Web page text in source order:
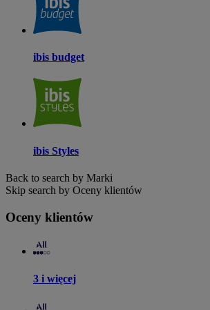
ibis budget
ibis Styles
Back to search by Marki
Skip search by Oceny klientów
Oceny klientów
3 i więcej